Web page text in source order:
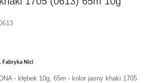
- kłębek 10g, 65m - kolor jasny khaki 1705